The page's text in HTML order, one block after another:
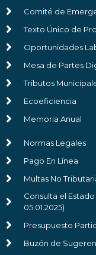
Comité de
Texto Único de
Oportunidades
Mesa de Partes
Tributos
Ecoeficiencia
Memoria Anual
Normas Legales
Pago En Línea
Multas No
Consulta el
05.01.2025)
Presupuesto
Buzón de